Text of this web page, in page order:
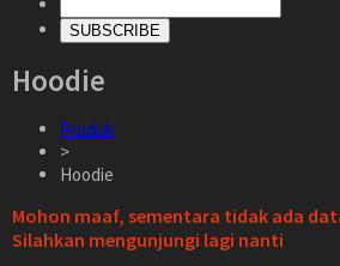
SUBSCRIBE
Hoodie
Produk
>
Hoodie
Mohon maaf, sementara tidak ada
Silahkan mengunjungi lagi nanti